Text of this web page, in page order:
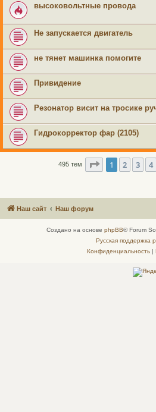
высоковольтные провода
Не запускается двигатель
не тянет машинка помогите
Привидение
Резонатор висит на тросике
Гидрокорректор фар (2105)
495 тем Страница из
1 2 3 4
Наш сайт Наш форум
Создано на основе phpBB® Forum
Русская поддержка
Конфиденциальность|